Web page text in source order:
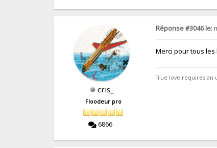
cris_
Floodeur pro
6866
Réponse #3046 le:
Merci pour tous les
True love requires an